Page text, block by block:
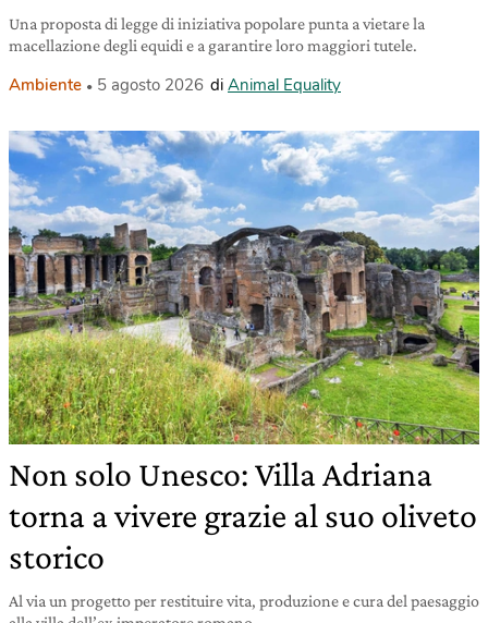
Una proposta di legge di iniziativa popolare punta a vietare la
macellazione degli equidi e a garantire loro maggiori tutele.
Ambiente 5 agosto 2026 di Animal Equality
Non solo Unesco: Villa Adriana
torna a vivere grazie al suo oliveto
storico
Al via un progetto per restituire vita, produzione e cura del paesaggio